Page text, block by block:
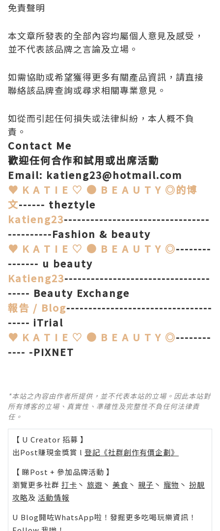
免責聲明
本文章所發表的全部內容均屬個人意見及感受，
並不代表該品牌之言論及立場。
如需協助或希望獲得更多有關產品資訊，請直接
聯絡該品牌查詢或尋求相關專業意見。
如從而引起任何損失或法律糾紛，本人概不負
責。
Contact Me
歡迎任何合作和試用或出席活動
Email: katieng23@hotmail.com
♥ K A T I E ♡ ● B E A U T Y ◎的博
文------ theztyle
katieng23---------------------------------
----------Fashion & beauty
♥ K A T I E ♡ ● B E A U T Y ◎--------
------- u beauty
Katieng23---------------------------------
----- Beauty Exchange
報告 / Blog---------------------------------
----- iTrial
♥ K A T I E ♡ ● B E A U T Y ◎--------
---- -PIXNET
*本站之內容由作者所提供，並不代表本站的立場。因此本站對
所有博客的立場、真實性、準確性及完整性不負任何法律責
任。
【 U Creator 招募 】
出Post賺現金獎賞 l 登記《社群創作有價企劃》
【 睇Post + 參加品牌活動 】
瀏覽更多社群 打卡 丶 旅遊 丶 美食 丶 親子 丶 寵物 丶 扮靚
攻略及 活動情報
U Blog開咗WhatsApp啦！發掘更多吃喝玩樂資訊！